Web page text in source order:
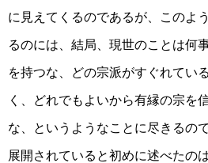
に見えてくるのであるが、このよ
るのには、結局、現世のことは何
を持つな、どの宗派がすぐれてい
く、どれでもよいから有縁の宗を
な、というようなことに尽きるの
展開されていると初めに述べたの